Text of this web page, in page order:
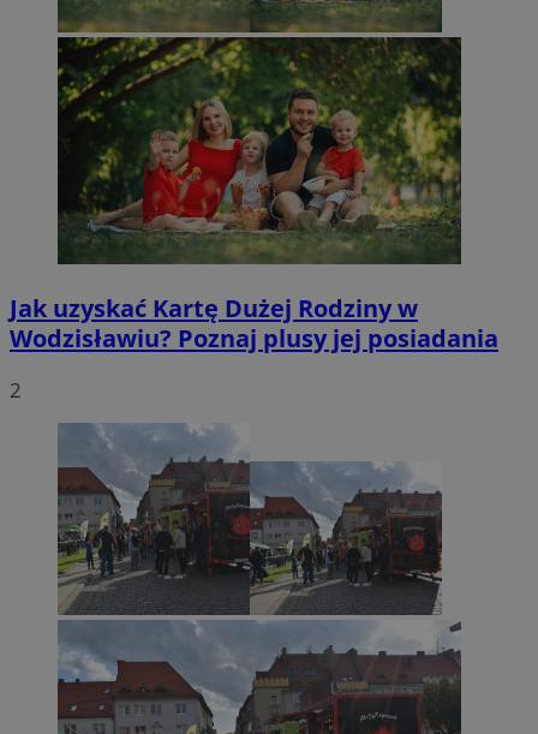
Jak uzyskać Kartę Dużej Rodziny w
Wodzisławiu? Poznaj plusy jej posiadania
2